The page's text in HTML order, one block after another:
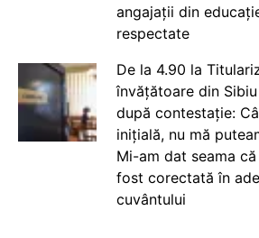
angajații din
respectate
De la 4.90 la
învățătoare din
după contestație:
inițială, nu mă
Mi-am dat seama
fost corectată în
cuvântului